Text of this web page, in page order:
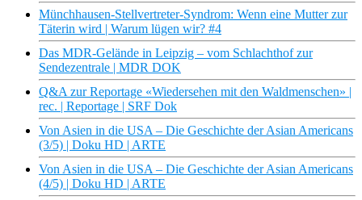
Münchhausen-Stellvertreter-Syndrom: Wenn eine Mutter zur
Täterin wird | Warum lügen wir? #4
Das MDR-Gelände in Leipzig – vom Schlachthof zur
Sendezentrale | MDR DOK
Q&A zur Reportage «Wiedersehen mit den Waldmenschen» |
rec. | Reportage | SRF Dok
Von Asien in die USA – Die Geschichte der Asian Americans
(3/5) | Doku HD | ARTE
Von Asien in die USA – Die Geschichte der Asian Americans
(4/5) | Doku HD | ARTE